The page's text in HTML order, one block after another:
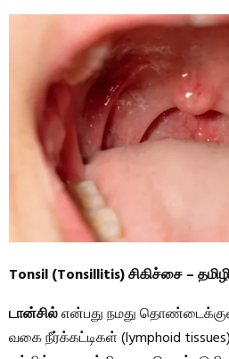
Tonsil (Tonsillitis) சிகிச்சை –
டான்சில்என்பது நமது
வகை நீர்க்கட்டிகள் (lymphoid